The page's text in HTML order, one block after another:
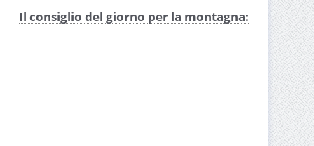
Il consiglio del giorno per la montagna: